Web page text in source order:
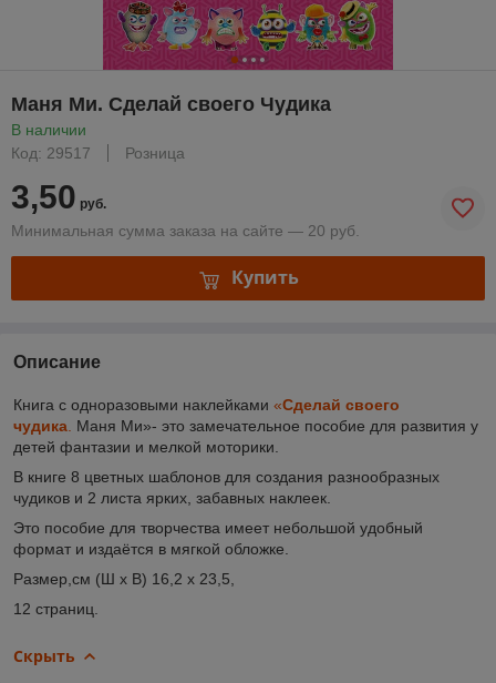
Маня Ми. Сделай своего Чудика
В наличии
Код: 29517
Розница
3,50 руб.
Минимальная сумма заказа на сайте — 20 руб.
Купить
Описание
Книга с одноразовыми наклейками «Сделай своего
чудика Маня Ми»- это замечательное пособие для развития у
детей фантазии и мелкой моторики.
В книге 8 цветных шаблонов для создания разнообразных
чудиков и 2 листа ярких, забавных наклеек.
Это пособие для творчества имеет небольшой удобный
формат и издаётся в мягкой обложке.
Размер,см (Ш х В) 16,2 х 23,5,
12 страниц.
Скрыть